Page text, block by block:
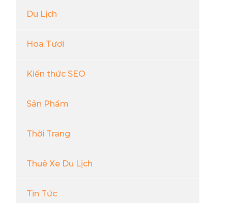
Du Lịch
Hoa Tươi
Kiến thức SEO
Sản Phẩm
Thời Trang
Thuê Xe Du Lịch
Tin Tức